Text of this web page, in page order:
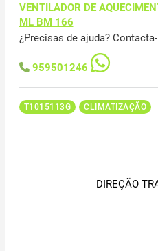
VENTILADOR DE
ML BM 166
¿Precisas de ajuda?
959501246
T1015113G CLIMATIZAÇÃO
DIREÇÃO